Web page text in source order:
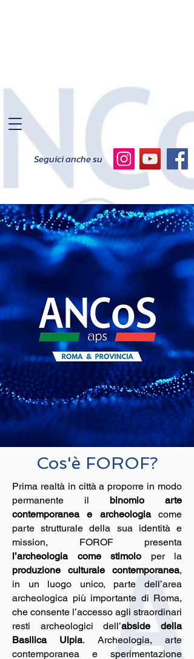
Seguici anche su
Cos'è FOROF?
Prima realtà in città a proporre in modo
permanente il binomio arte
contemporanea e archeologiacome
parte strutturale della sua identità e
mission, FOROF presenta
l’archeologia come stimolo per la
produzione culturale contemporanea,
in un luogo unico, parte dell’area
archeologica più importante di Roma,
che consente l’accesso agli straordinari
resti archeologici dell’abside della
Basilica Ulpia. Archeologia, arte
contemporanea e sperimentazione